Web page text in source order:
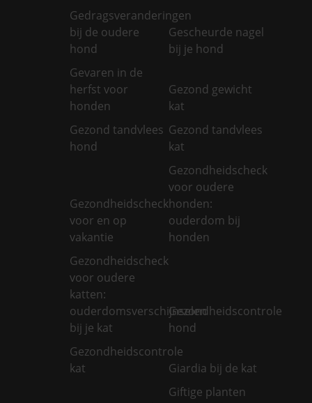
Gedragsveranderingen
bij de oudere
hond
Gescheurde nagel
bij je hond
Gevaren in de
herfst voor
honden
Gezond gewicht
kat
Gezond tandvlees
hond
Gezond tandvlees
kat
Gezondheidscheck
voor en op
vakantie
Gezondheidscheck
voor oudere
honden:
ouderdom bij
honden
Gezondheidscheck
voor oudere
katten:
ouderdomsverschijnselen
bij je kat
Gezondheidscontrole
hond
Gezondheidscontrole
kat
Giardia bij de kat
Giftige planten